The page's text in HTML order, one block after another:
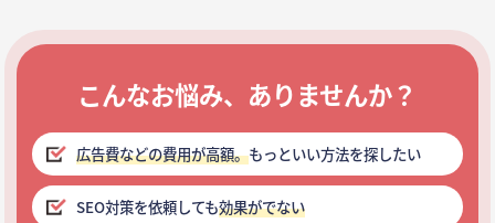
こんなお悩み、ありませんか？
広告費などの費用が高額。もっといい方法を探したい
SEO対策を依頼しても効果がでない